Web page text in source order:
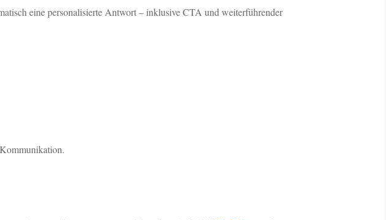
eine personalisierte Antwort – inklusive CTA und weiterführender